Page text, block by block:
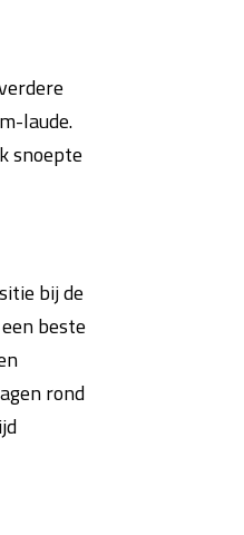
laude.
snoepte
bij de
beste
rond